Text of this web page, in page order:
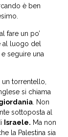
è ben
fare un po’
al luogo del
seguire una
torrentello,
si chiama
. Non
sottoposta al
Israele. Ma non
la Palestina sia